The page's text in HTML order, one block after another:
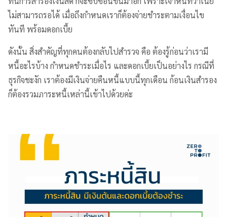
ไม่สามารถรอได้ เมื่อถึงกำหนดเราก็ต้องจ่ายชำระตามเงื่อนไข
ทันที พร้อมดอกเบี้ย
ดังนั้น สิ่งสำคัญที่ทุกคนต้องกลับไปสำรวจ คือ ต้องรู้ก่อนว่าเรามี
หนี้อะไรบ้าง กำหนดชำระเมื่อไร และดอกเบี้ยเป็นอย่างไร กรณีที่
ธุรกิจชะงัก เราต้องมีเงินจ่ายคืนหนี้แบบนี้ทุกเดือน ก้อนเงินสำรอง
ก็ต้องรวมภาระหนี้เหล่านี้เข้าไปด้วยค่ะ